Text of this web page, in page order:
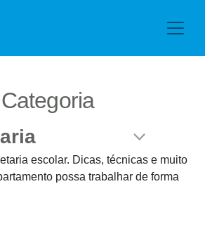
Categoria
escolar. Dicas, técnicas e muito
possa trabalhar de forma